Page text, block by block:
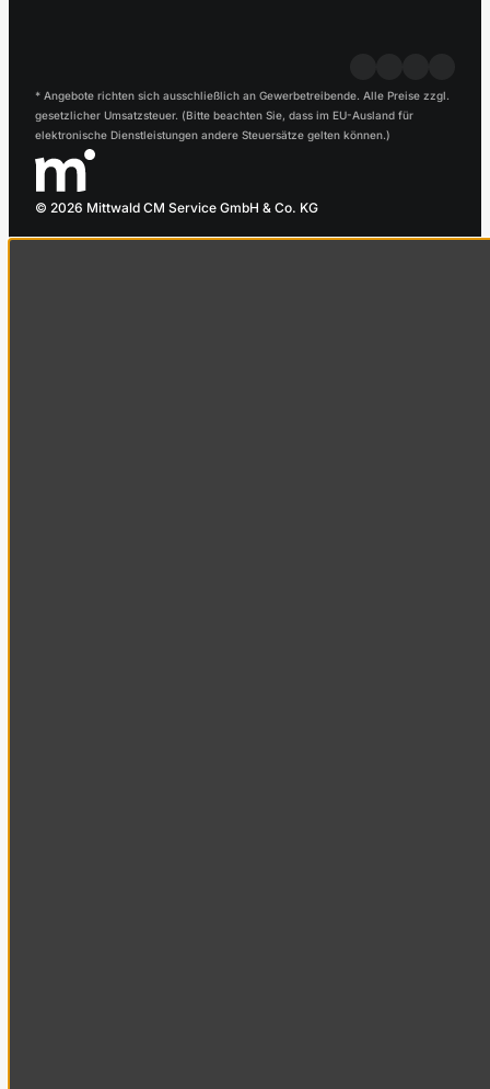
© 2026 Mittwald CM Service GmbH & Co. KG
* Angebote richten sich ausschließlich an Gewerbetreibende. Alle Preise zzgl.
gesetzlicher Umsatzsteuer. (Bitte beachten Sie, dass im EU-Ausland für
elektronische Dienstleistungen andere Steuersätze gelten können.)